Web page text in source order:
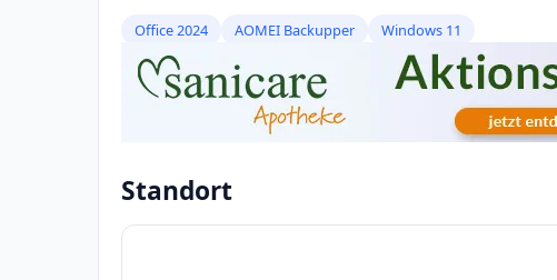
Office 2024 AOMEI Backupper Windows 11
Standort